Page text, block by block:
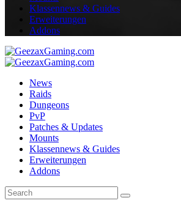
Klassennews & Guides
Erweiterungen
Addons
News
Raids
Dungeons
PvP
Patches & Updates
Mounts
Klassennews & Guides
Erweiterungen
Addons